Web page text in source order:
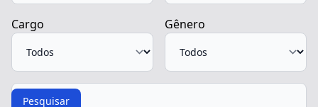
Cargo Gênero
Procurar
Pesquisar